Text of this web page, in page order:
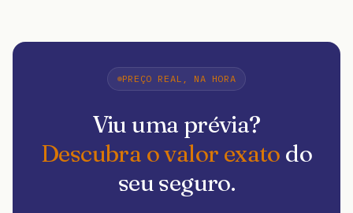
PREÇO REAL, NA HORA
Viu uma prévia?
Descubra o valor exato do
seu seguro.